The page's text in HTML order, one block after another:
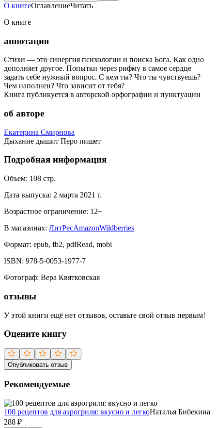
О книгеОглавлениеЧитать
О книге
аннотация
Стихи — это синергия психологии и поиска Бога. Как одно
дополняет другое. Попытки через рифму в самое сердце
задать себе нужный вопрос. С кем ты? Что ты чувствуешь?
Чем наполнен? Что зависит от тебя?
Книга публикуется в авторской орфографии и пунктуации
об авторе
Екатерина Смирнова
Дыхание дышит Перо пишет
Подробная информация
Объем: 108 стр.
Дата выпуска: 2 марта 2021 г.
Возрастное ограничение: 12+
В магазинах: ЛитРесAmazonWildberries
Формат: epub, fb2, pdfRead, mobi
ISBN: 978-5-0053-1977-7
Фотограф: Вера Квятковская
отзывы
У этой книги ещё нет отзывов, оставьте свой отзыв первым!
Оцените книгу
Опубликовать отзыв
Рекомендуемые
100 рецептов для аэрогриля: вкусно и легкоНаталья Бибекина
288 ₽